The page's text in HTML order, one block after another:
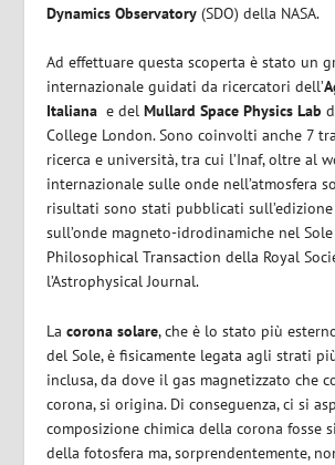
Dynamics Observatory (SDO) della NASA.
Ad effettuare questa scoperta è stato un
internazionale guidati da ricercatori dell’
Italiana e delMullard Space Physics Lab
College London. Sono coinvolti anche 7
ricerca e università, tra cui l’Inaf, oltre al
internazionale sulle onde nell’atmosfera
risultati sono stati pubblicati sull’edizione
sull’onde magneto-idrodinamiche nel
Philosophical Transaction della Royal
l’Astrophysical Journal.
Lacorona solare, che è lo stato più
del Sole, è fisicamente legata agli strati
inclusa, da dove il gas magnetizzato che
corona, si origina. Di conseguenza, ci si
composizione chimica della corona fosse
della fotosfera ma, sorprendentemente,